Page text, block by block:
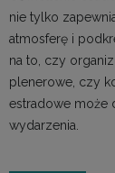
nie tylko
atmosferę i
na to, czy
plenerowe, czy
estradowe może
wydarzenia.